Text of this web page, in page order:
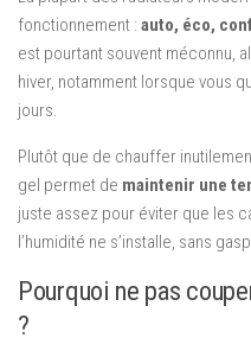
fonctionnement : auto, éco,
est pourtant souvent méconnu,
hiver, notamment lorsque vous
jours.
Plutôt que de chauffer
gel permet de maintenir une
juste assez pour éviter que les
l’humidité ne s’installe, sans
Pourquoi ne pas
?